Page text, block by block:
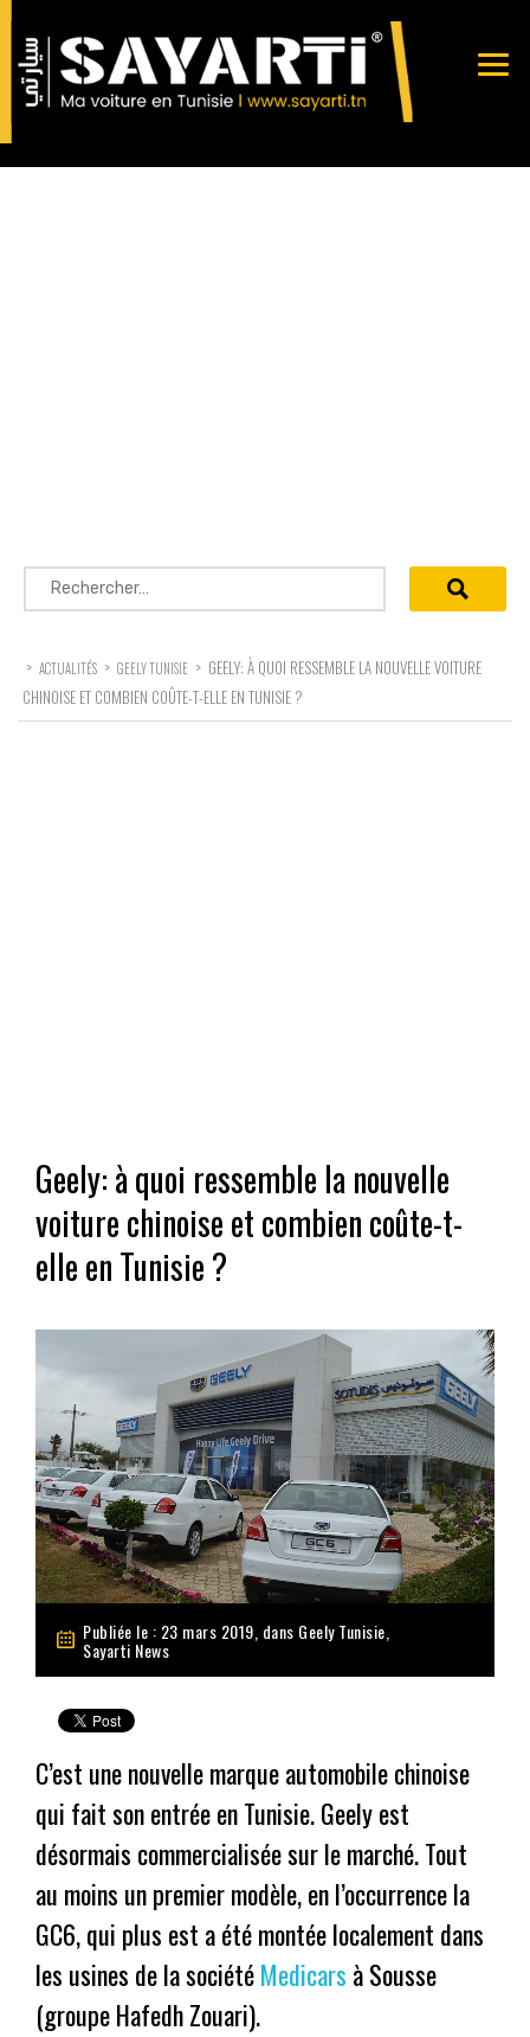
Rechercher :
> ACTUALITÉS > GEELY TUNISIE > GEELY: À QUOI RESSEMBLE LA NOUVELLE VOITURE
CHINOISE ET COMBIEN COÛTE-T-ELLE EN TUNISIE ?
Geely: à quoi ressemble la nouvelle
voiture chinoise et combien coûte-t-
elle en Tunisie ?
Publiée le : 23 mars 2019, dans Geely Tunisie
Sayarti News
C’est une nouvelle marque automobile chinoise
qui fait son entrée en Tunisie.Geelyest
désormais commercialisée sur le marché. Tout
au moins un premier modèle, en l’occurrence la
GC6, qui plus est a été montée localement dans
les usines de la sociétéMedicars à Sousse
(groupe Hafedh Zouari).